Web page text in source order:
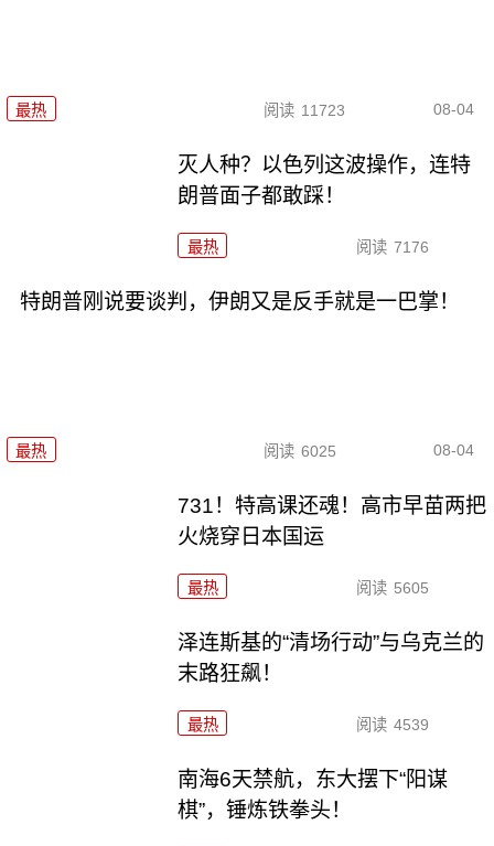
最热 阅读 11723 08-04
灭人种？以色列这波操作，连特
朗普面子都敢踩！
最热 阅读 7176
特朗普刚说要谈判，伊朗又是反手就是一巴掌！
最热 阅读 6025 08-04
731！特高课还魂！高市早苗两把
火烧穿日本国运
最热 阅读 5605
泽连斯基的“清场行动”与乌克兰的
末路狂飙！
最热 阅读 4539
南海6天禁航，东大摆下“阳谋
棋”，锤炼铁拳头！